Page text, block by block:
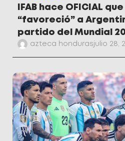
IFAB hace OFICIAL que
“favoreció” a
partido del Mundial
azteca hondurasjulio 28,